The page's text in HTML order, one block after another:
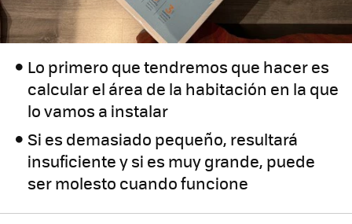
Lo primero que tendremos que hacer es
calcular el área de la habitación en la que
lo vamos a instalar
Si es demasiado pequeño, resultará
insuficiente y si es muy grande, puede
ser molesto cuando funcione